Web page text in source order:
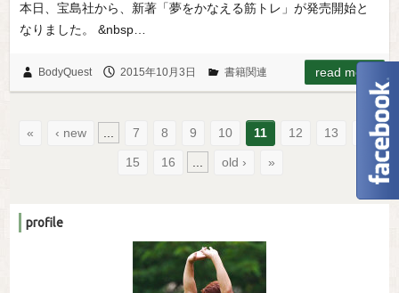
本日、宝島社から、新著「夢をかなえる筋トレ」が発売開始と
なりました。 &nbsp…
BodyQuest 2015年10月3日 書籍関連 read more
« ‹ new 7 8 9 10 11 12 13 14
15 16 old › »
profile